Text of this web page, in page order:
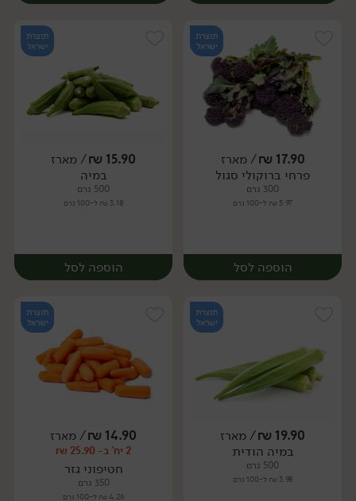
מארז מארז
תוצרת
ישראל
17.90
₪/ מארז
פרחי ברוקולי סגול
300 גרם
5.97 ₪ ל-100 גרם
הוספה לסל
מארז
תוצרת
ישראל
15.90
₪/ מארז
במיה
500 גרם
3.18 ₪ ל-100 גרם
הוספה לסל
מארז
תוצרת
ישראל
19.90
₪/ מארז
במיה הודית
500 גרם
3.98 ₪ ל-100 גרם
תוצרת
ישראל
14.90
₪/ מארז
2 יח' ב- 25.90 ₪
חטיפוני גזר
350 גרם
4.26 ₪ ל-100 גרם